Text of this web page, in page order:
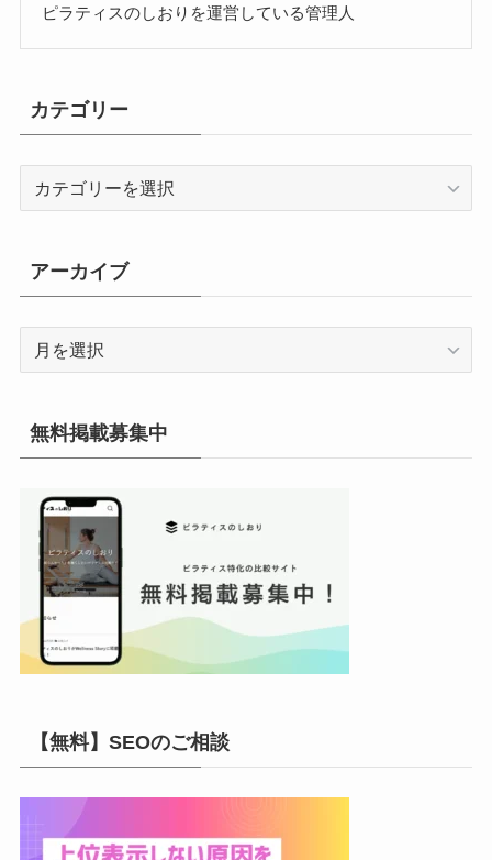
ピラティスのしおりを運営している管理人
カテゴリー
リ
ー
アーカイブ
イ
ブ
無料掲載募集中
【無料】SEOのご相談